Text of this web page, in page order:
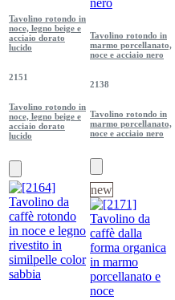
Tavolino rotondo in
noce, legno beige e
acciaio dorato
lucido
2151
Tavolino rotondo in
noce, legno beige e
acciaio dorato
lucido
Tavolino rotondo in
marmo porcellanato,
noce e acciaio nero
2138
Tavolino rotondo in
marmo porcellanato,
noce e acciaio nero
new